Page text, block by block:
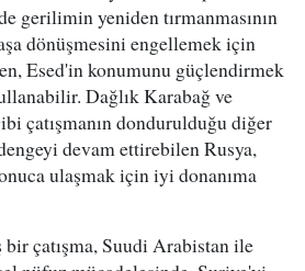
gerilimin yeniden tırmanmasının
dönüşmesini engellemek için
Esed'in konumunu güçlendirmek
Dağlık Karabağ ve
çatışmanın dondurulduğu diğer
devam ettirebilen Rusya,
ulaşmak için iyi donanıma
çatışma, Suudi Arabistan ile